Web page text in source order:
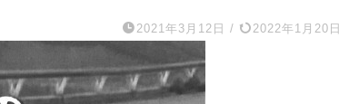
2021年3月12日 / 2022年1月20日